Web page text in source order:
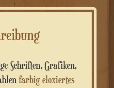
farbig eloxiertes